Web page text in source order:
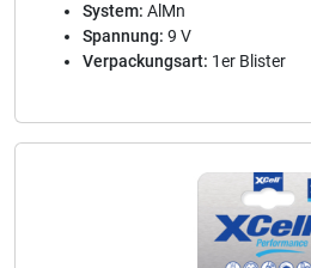
System: AlMn
Spannung: 9 V
Verpackungsart: 1er Blister